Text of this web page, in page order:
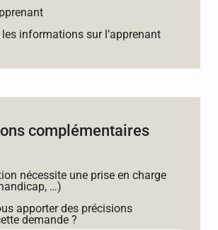
informations sur l’apprenant
complémentaires
nécessite une prise en charge
…)
apporter des précisions
demande ?